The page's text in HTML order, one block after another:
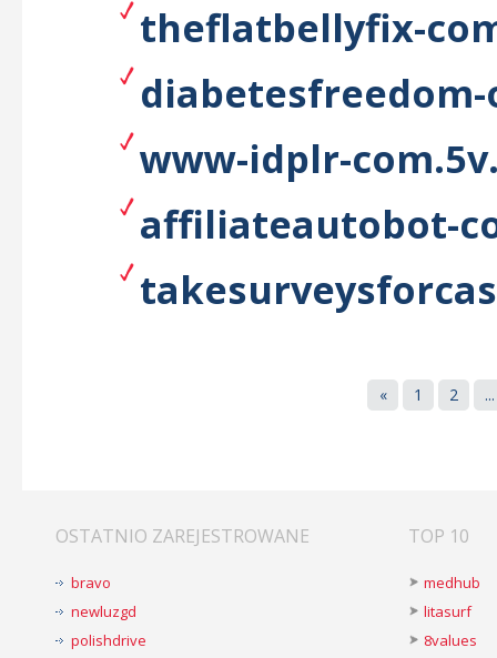
theflatbellyfix-
www-idplr-
affiliateautobot-
« 1 2 ...
OSTATNIO ZAREJESTROWANE
bravo
newluzgd
polishdrive
TOP 10
medhub
litasurf
8values